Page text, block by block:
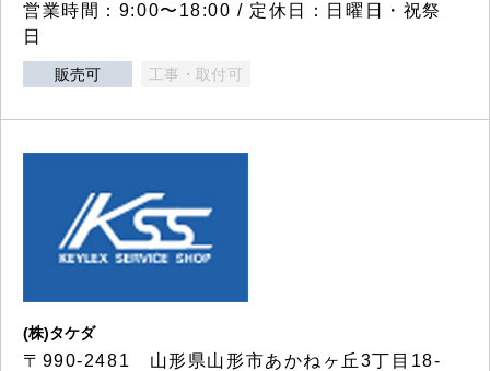
営業時間：9:00〜18:00 / 定休日：日曜日・祝祭
日
販売可 工事・取付可
(株)タケダ
〒990-2481 山形県山形市あかねヶ丘3丁目18-